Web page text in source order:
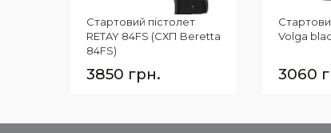
Стартовий пістолет
RETAY 84FS (СХП Beretta
84FS)
3850 грн.
Volga
3060